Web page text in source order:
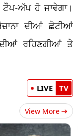
ਅੱਪ ਹੋ ਜਾਵੇਗਾ।
ਦੀਆਂ ਛੋਟੀਆਂ
ਰਹਿਣਗੀਆਂ ਤੇ
LIVE TV
View More